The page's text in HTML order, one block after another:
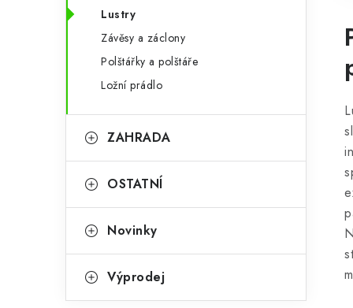
Lustry
Závěsy a záclony
Polštářky a polštáře
Ložní prádlo
ZAHRADA
OSTATNÍ
Novinky
Výprodej